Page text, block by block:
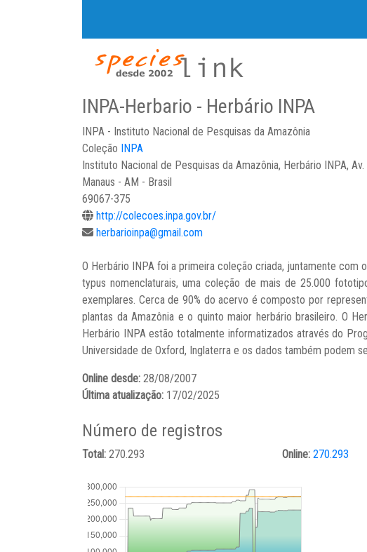
INPA-Herbario - Herbário INPA
INPA - Instituto Nacional de Pesquisas da Amazônia
Coleção INPA
Instituto Nacional de Pesquisas da Amazônia, Herbário INPA,
Manaus - AM - Brasil
69067-375
http://colecoes.inpa.gov.br/
herbarioinpa@gmail.com
O Herbário INPA foi a primeira coleção criada, juntamente
typus nomenclaturais, uma coleção de mais de 25.000
exemplares. Cerca de 90% do acervo é composto por
plantas da Amazônia e o quinto maior herbário brasileiro. O
Herbário INPA estão totalmente informatizados através do
Universidade de Oxford, Inglaterra e os dados também podem
Online desde: 28/08/2007
Última atualização: 17/02/2025
Número de registros
Total: 270.293 Online: 270.293